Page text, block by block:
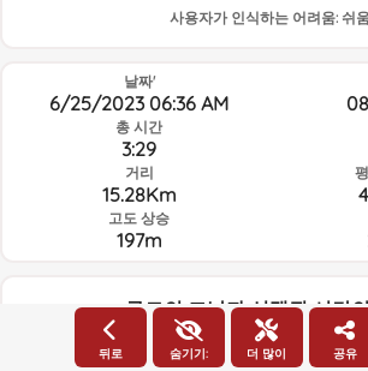
사용자가 인식하는 어려움: 쉬
날짜'
6/25/2023 06:36 AM
총 시간
3:29
거리
15.28Km
고도 상승
197m
루트의 그날과 선택된 시간
06:00
뒤로 숨기기: 더 많이 공유